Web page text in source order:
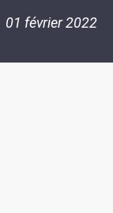
01 février 2022